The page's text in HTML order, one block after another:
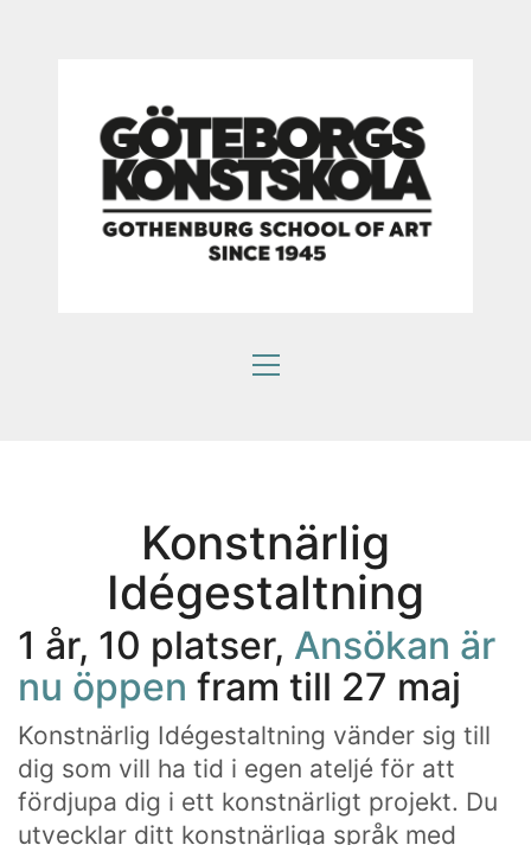
Konstnärlig
Idégestaltning
1 år, 10 platser, Ansökan är
nu öppen fram till 27 maj
Konstnärlig Idégestaltning vänder sig till
dig som vill ha tid i egen ateljé för att
fördjupa dig i ett konstnärligt projekt. Du
utvecklar ditt konstnärliga språk med